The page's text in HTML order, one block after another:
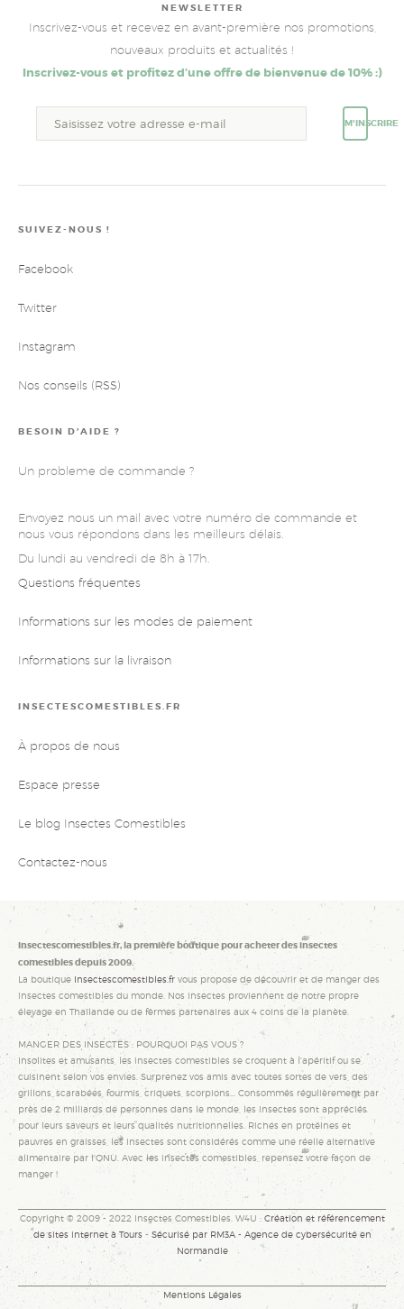
NEWSLETTER
Inscrivez-vous et recevez en avant-première nos promotions,
nouveaux produits et actualités !
Inscrivez-vous et profitez d’une offre de bienvenue de 10% :)
M'INSCRIRE
SUIVEZ-NOUS !
Facebook
Twitter
Instagram
Nos conseils (RSS)
BESOIN D’AIDE ?
Un probleme de commande ?
Envoyez nous un mail avec votre numéro de commande et
nous vous répondons dans les meilleurs délais.
Du lundi au vendredi de 8h à 17h.
Questions fréquentes
Informations sur les modes de paiement
Informations sur la livraison
INSECTESCOMESTIBLES.FR
À propos de nous
Espace presse
Le blog Insectes Comestibles
Contactez-nous
Insectescomestibles.fr, la première boutique pour acheter des insectes
comestibles depuis 2009.
La boutique Insectescomestibles.fr vous propose de découvrir et de manger des
insectes comestibles du monde. Nos insectes proviennent de notre propre
élevage en Thaïlande ou de fermes partenaires aux 4 coins de la planète.
MANGER DES INSECTES : POURQUOI PAS VOUS ?
Insolites et amusants, les insectes comestibles se croquent à l'apéritif ou se
cuisinent selon vos envies. Surprenez vos amis avec toutes sortes de vers, des
grillons, scarabées, fourmis, criquets, scorpions... Consommés régulièrement par
près de 2 milliards de personnes dans le monde, les insectes sont appréciés
pour leurs saveurs et leurs qualités nutritionnelles. Riches en protéines et
pauvres en graisses, les insectes sont considérés comme une réelle alternative
alimentaire par l'ONU. Avec les insectes comestibles, repensez votre façon de
manger !
Copyright © 2009 - 2022 Insectes Comestibles. W4U : Création et référencement
de sites internet à Tours - Sécurisé par RM3A - Agence de cybersécurité en
Normandie
Mentions Légales